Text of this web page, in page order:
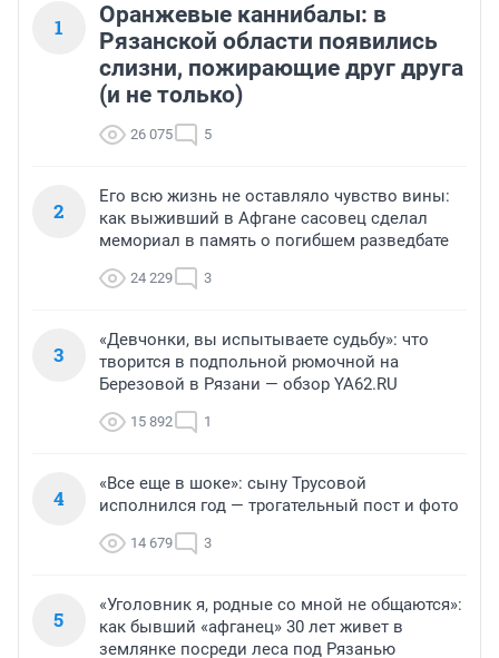
1
Оранжевые каннибалы: в
Рязанской области появились
слизни, пожирающие друг друга
(и не только)
26 075 5
2
Его всю жизнь не оставляло чувство вины:
как выживший в Афгане сасовец сделал
мемориал в память о погибшем разведбате
24 229 3
3
«Девчонки, вы испытываете судьбу»: что
творится в подпольной рюмочной на
Березовой в Рязани — обзор YA62.RU
15 892 1
4
«Все еще в шоке»: сыну Трусовой
исполнился год — трогательный пост и фото
14 679 3
5
«Уголовник я, родные со мной не общаются»:
как бывший «афганец» 30 лет живет в
землянке посреди леса под Рязанью